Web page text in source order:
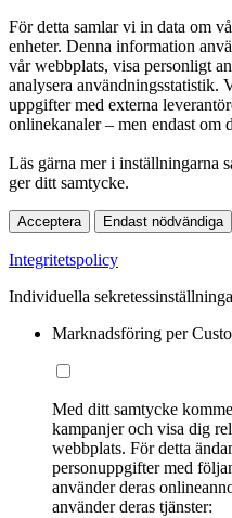
För detta samlar vi in data om
enheter. Denna information
vår webbplats, visa personligt
analysera användningsstatistik.
uppgifter med externa
onlinekanaler – men endast om
Läs gärna mer i inställningarna
ger ditt samtycke.
Acceptera Endast nödvändiga
Integritetspolicy
Individuella
Marknadsföring per
Med ditt samtycke
kampanjer och visa dig
webbplats. För detta
personuppgifter med
använder deras
använder deras tjänster: